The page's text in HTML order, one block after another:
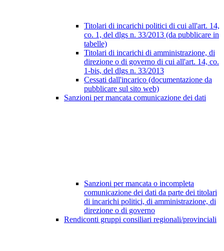
Titolari di incarichi politici di cui all'art. 14,
co. 1, del dlgs n. 33/2013 (da pubblicare in
tabelle)
Titolari di incarichi di amministrazione, di
direzione o di governo di cui all'art. 14, co.
1-bis, del dlgs n. 33/2013
Cessati dall'incarico (documentazione da
pubblicare sul sito web)
Sanzioni per mancata comunicazione dei dati
Sanzioni per mancata o incompleta
comunicazione dei dati da parte dei titolari
di incarichi politici, di amministrazione, di
direzione o di governo
Rendiconti gruppi consiliari regionali/provinciali